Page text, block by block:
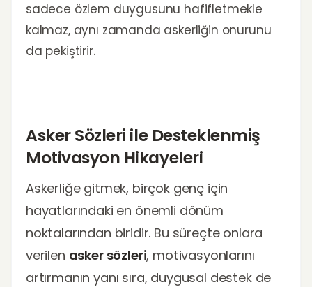
sadece özlem duygusunu hafifletmekle
kalmaz, aynı zamanda askerliğin onurunu
da pekiştirir.
Asker Sözleri ile Desteklenmiş
Motivasyon Hikayeleri
Askerliğe gitmek, birçok genç için
hayatlarındaki en önemli dönüm
noktalarından biridir. Bu süreçte onlara
verilen asker sözleri, motivasyonlarını
artırmanın yanı sıra, duygusal destek de